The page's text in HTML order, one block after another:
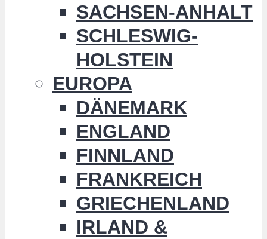
SACHSEN-ANHALT
SCHLESWIG-
HOLSTEIN
EUROPA
DÄNEMARK
ENGLAND
FINNLAND
FRANKREICH
GRIECHENLAND
IRLAND &